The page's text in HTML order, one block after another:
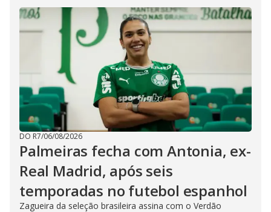
DO R7/06/08/2026
Palmeiras fecha com Antonia, ex-
Real Madrid, após seis
temporadas no futebol espanhol
Zagueira da seleção brasileira assina com o Verdão